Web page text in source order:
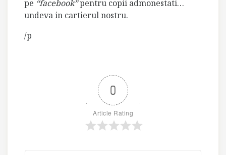
pe “facebook”pentru copii admonestati…
undeva in cartierul nostru.
/p
0
Article Rating